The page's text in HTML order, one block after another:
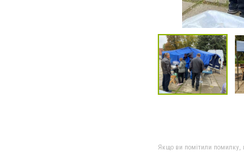
Якщо ви помітили помилку,